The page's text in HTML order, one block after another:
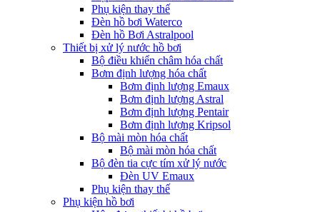
Phụ kiện thay thế
Đèn hồ bơi Waterco
Đèn hồ Bơi Astralpool
Thiết bị xử lý nước hồ bơi
Bộ điều khiển châm hóa chất
Bơm định lượng hóa chất
Bơm định lượng Emaux
Bơm định lượng Astral
Bơm định lượng Pentair
Bơm định lượng Kripsol
Bộ mài mòn hóa chất
Bộ mài mòn hóa chất
Bộ đèn tia cực tím xử lý nước
Đèn UV Emaux
Phụ kiện thay thế
Phụ kiện hồ bơi